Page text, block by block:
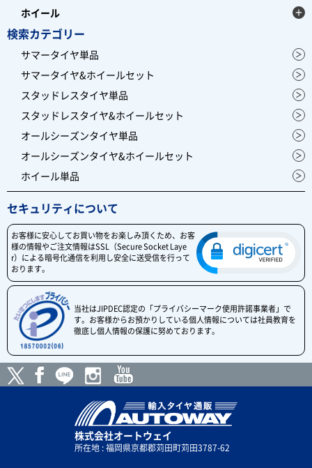
ホイール
検索カテゴリー
サマータイヤ単品
サマータイヤ&ホイールセット
スタッドレスタイヤ単品
スタッドレスタイヤ&ホイールセット
オールシーズンタイヤ単品
オールシーズンタイヤ&ホイールセット
ホイール単品
セキュリティについて
お客様に安心してお買い物をお楽しみ頂くため、お客
様の情報やご注文情報はSSL（Secure Socket Laye
r）による暗号化通信を利用し安全に送受信を行って
おります。
当社はJIPDEC認定の「プライバシーマーク使用許諾事業者」で
す。お客様からお預かりしている個人情報については社員教育を
徹底し個人情報の保護に努めております。
株式会社オートウェイ
所在地 : 福岡県京都郡苅田町苅田3787-62